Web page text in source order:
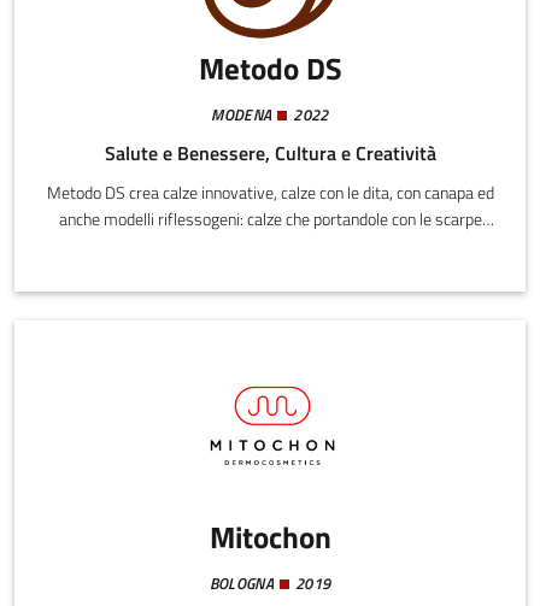
Metodo DS
MODENA 2022
Salute e Benessere, Cultura e Creatività
Metodo DS crea calze innovative, calze con le dita, con canapa ed
anche modelli riflessogeni: calze che portandole con le scarpe
Mitochon
BOLOGNA 2019